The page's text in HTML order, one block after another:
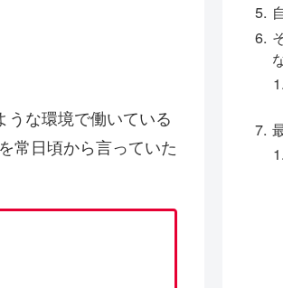
うな環境で働いている
常日頃から言っていた